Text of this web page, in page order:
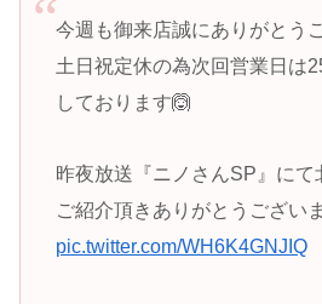
今週も御来店誠にありがとう
土日祝定休の為次回営業日は
しております🙆
昨夜放送『ニノさんSP』にて
ご紹介頂きありがとうござい
pic.twitter.com/WH6K4GNJIQ